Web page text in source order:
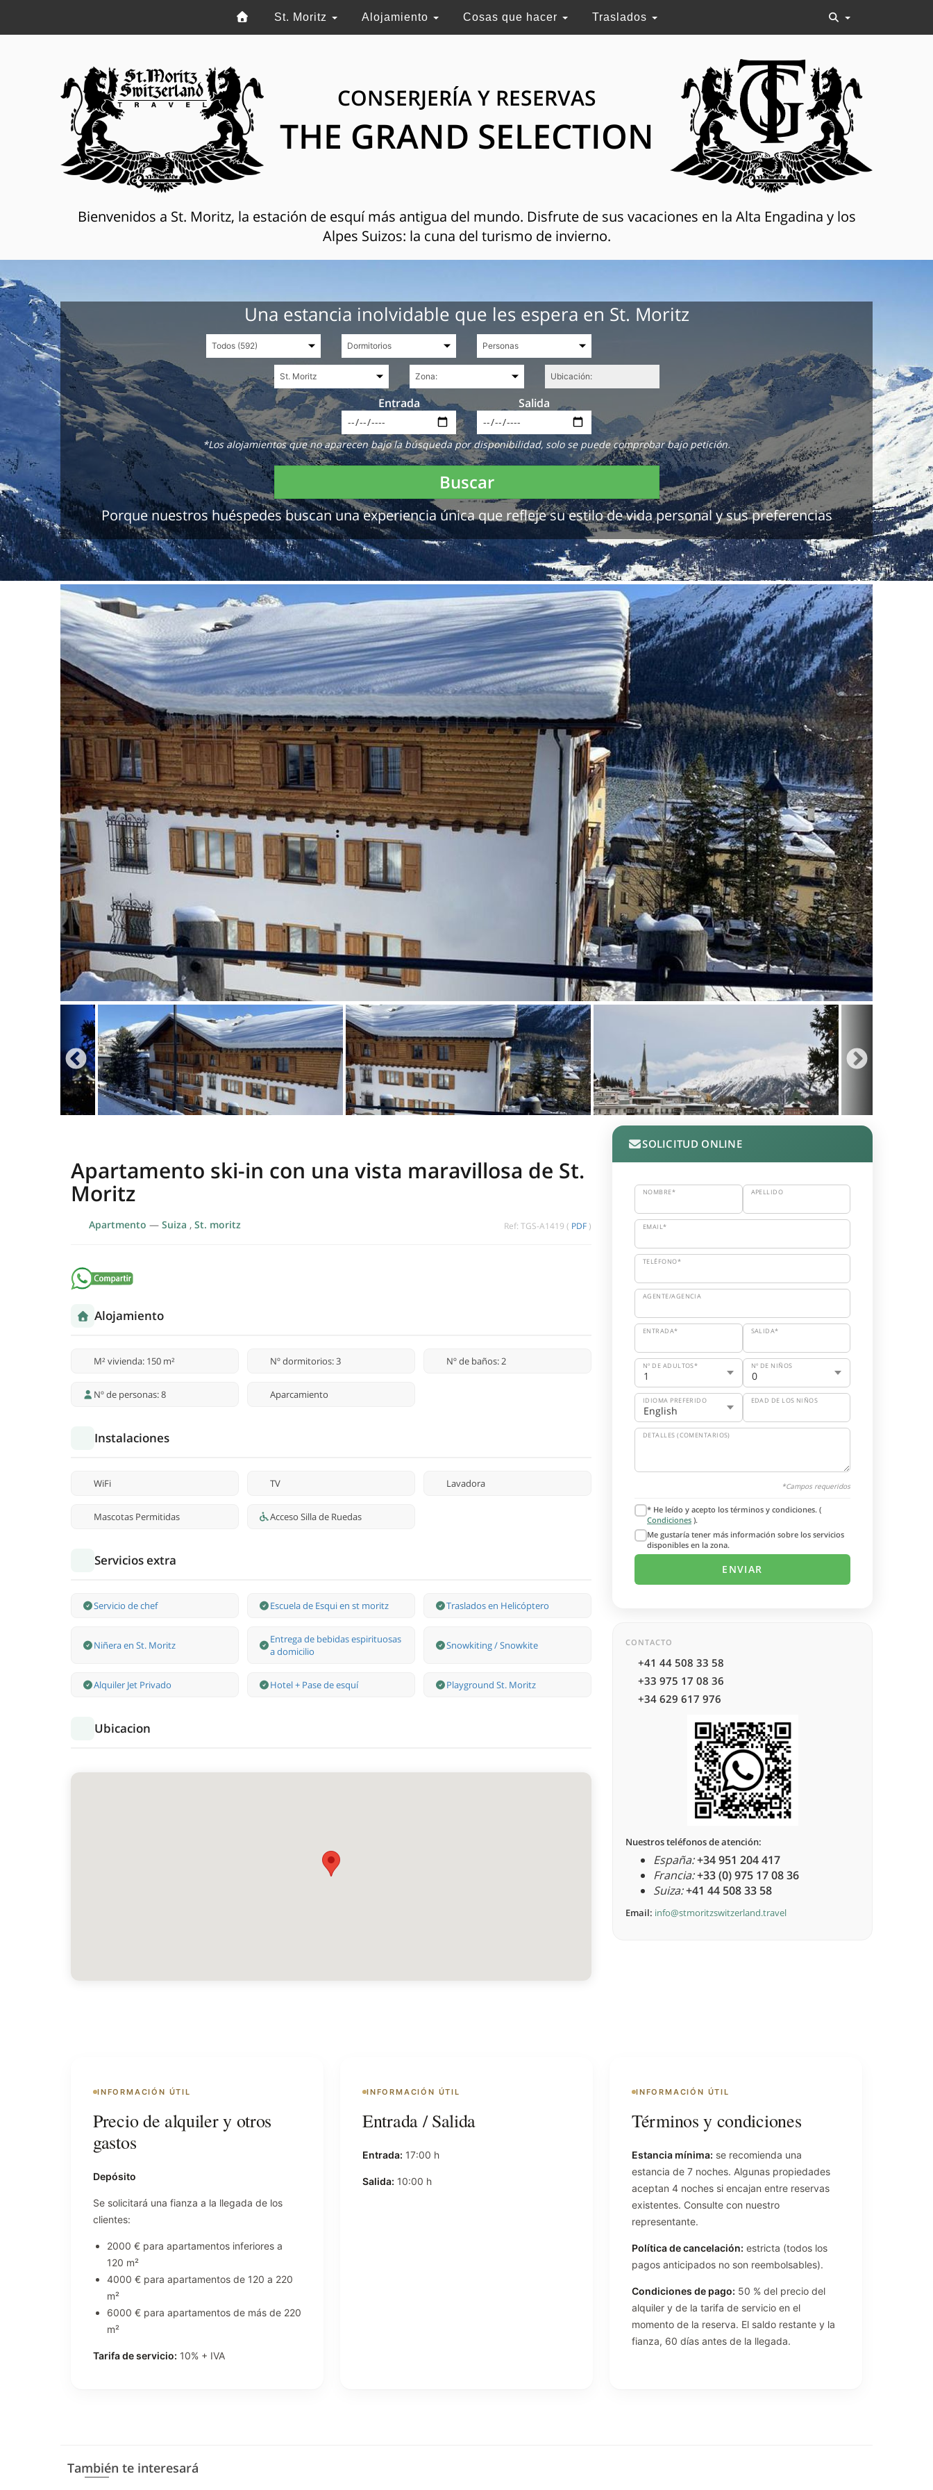
St. Moritz Alojamiento Cosas que hacer Traslados
CONSERJERÍA Y RESERVAS
THE GRAND SELECTION
Bienvenidos a St. Moritz, la estación de esquí más antigua del mundo. Disfrute de sus vacaciones en la Alta Engadina y los
Alpes Suizos: la cuna del turismo de invierno.
Una estancia inolvidable que les espera en St. Moritz
Entrada Salida
*Los alojamientos que no aparecen bajo la búsqueda por disponibilidad, solo se puede comprobar bajo petición.
Buscar
Porque nuestros huéspedes buscan una experiencia única que refleje su estilo de vida personal y sus preferencias
Apartamento ski-in con una vista maravillosa de St.
Moritz
Apartmento — Suiza , St. moritz Ref: TGS-A1419 ( PDF )
Alojamiento
M² vivienda: 150 m² Nº dormitorios: 3 Nº de baños: 2
Nº de personas: 8 Aparcamiento
Instalaciones
WiFi TV Lavadora
Mascotas Permitidas Acceso Silla de Ruedas
Servicios extra
Servicio de chef Escuela de Esqui en st moritz Traslados en Helicóptero
Niñera en St. Moritz
Entrega de bebidas espirituosas
a domicilio
Snowkiting / Snowkite
Alquiler Jet Privado Hotel + Pase de esquí Playground St. Moritz
Ubicacion
SOLICITUD ONLINE
NOMBRE* APELLIDO
EMAIL*
TELÉFONO*
AGENTE/AGENCIA
ENTRADA* SALIDA*
Nº DE ADULTOS* Nº DE NIÑOS
IDIOMA PREFERIDO EDAD DE LOS NIÑOS
DETALLES (COMENTARIOS)
*Campos requeridos
* He leído y acepto los términos y condiciones. (
Condiciones ).
Me gustaría tener más información sobre los servicios
disponibles en la zona.
CONTACTO
+41 44 508 33 58
+33 975 17 08 36
+34 629 617 976
Nuestros teléfonos de atención:
España:+34 951 204 417
Francia:+33 (0) 975 17 08 36
Suiza:+41 44 508 33 58
Email: info@stmoritzswitzerland.travel
INFORMACIÓN ÚTIL
Precio de alquiler y otros
gastos
Depósito
Se solicitará una fianza a la llegada de los
clientes:
2000 € para apartamentos inferiores a
120 m²
4000 € para apartamentos de 120 a 220
m²
6000 € para apartamentos de más de 220
m²
Tarifa de servicio: 10% + IVA
INFORMACIÓN ÚTIL
Entrada / Salida
Entrada: 17:00 h
Salida: 10:00 h
INFORMACIÓN ÚTIL
Términos y condiciones
Estancia mínima: se recomienda una
estancia de 7 noches. Algunas propiedades
aceptan 4 noches si encajan entre reservas
existentes. Consulte con nuestro
representante.
Política de cancelación: estricta (todos los
pagos anticipados no son reembolsables).
Condiciones de pago: 50 % del precio del
alquiler y de la tarifa de servicio en el
momento de la reserva. El saldo restante y la
fianza, 60 días antes de la llegada.
También te interesará